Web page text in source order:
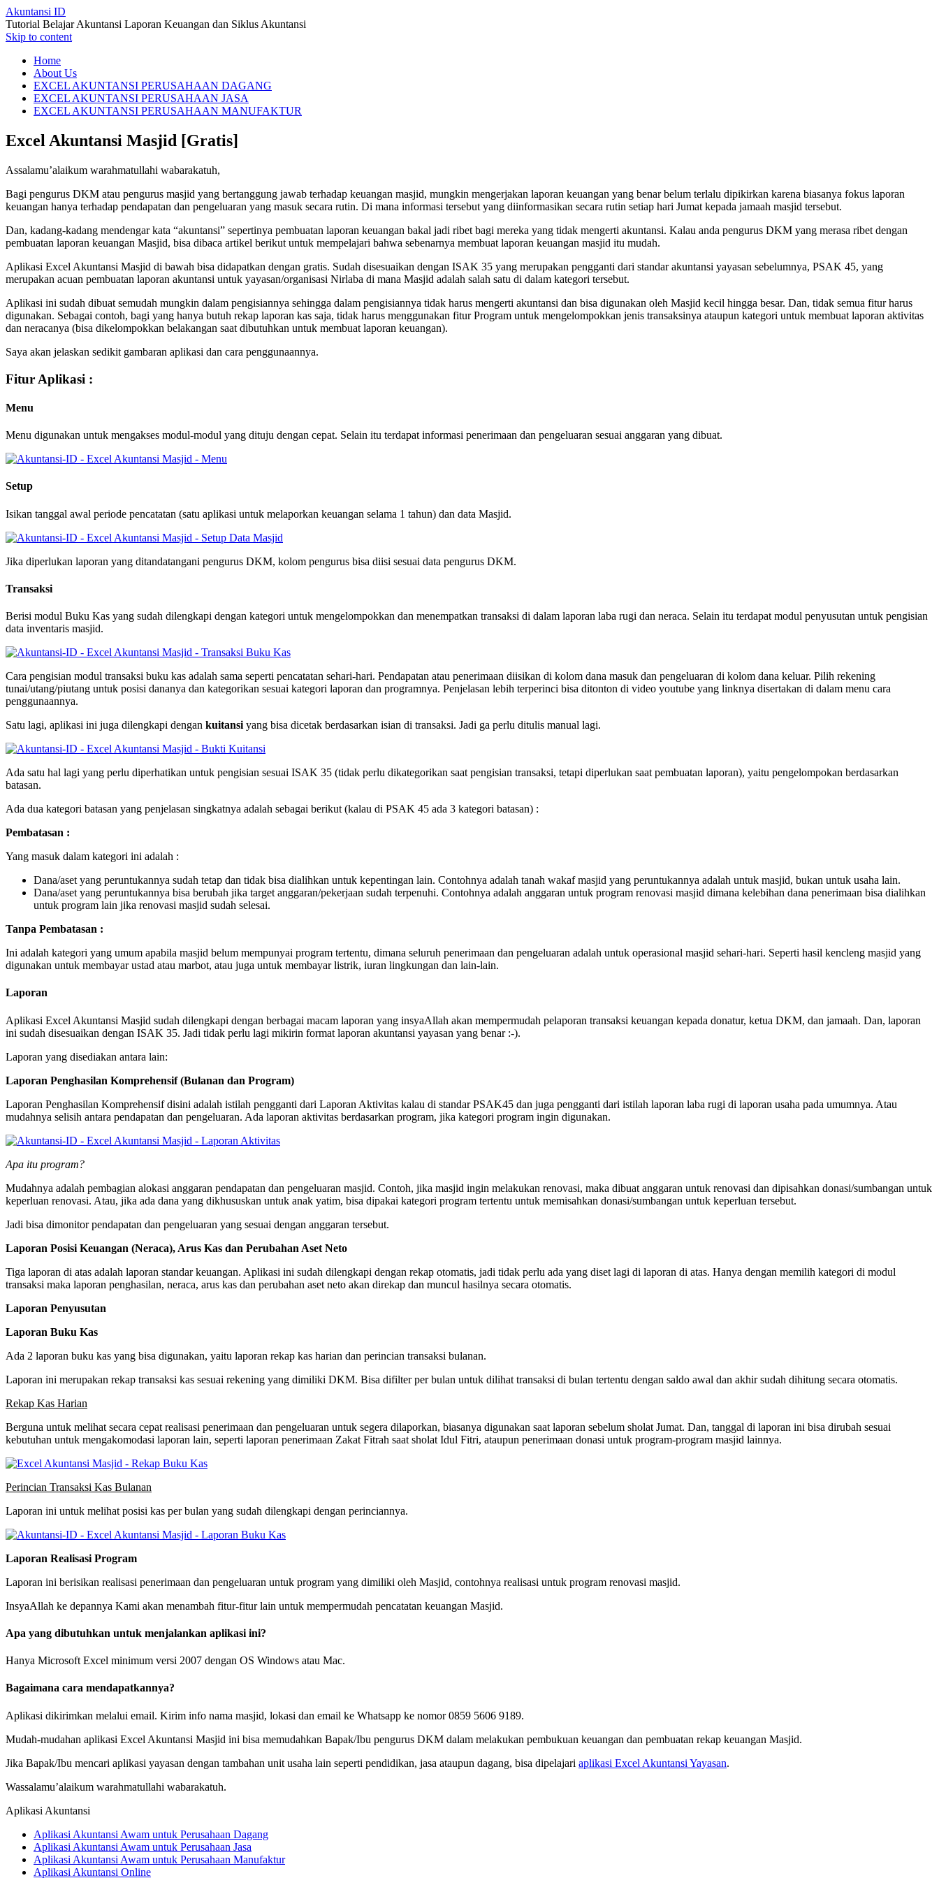
Akuntansi ID
Tutorial Belajar Akuntansi Laporan Keuangan dan Siklus Akuntansi
Skip to content
Home
About Us
EXCEL AKUNTANSI PERUSAHAAN DAGANG
EXCEL AKUNTANSI PERUSAHAAN JASA
EXCEL AKUNTANSI PERUSAHAAN MANUFAKTUR
Excel Akuntansi Masjid [Gratis]
Assalamu’alaikum warahmatullahi wabarakatuh,
Bagi pengurus DKM atau pengurus masjid yang bertanggung jawab terhadap keuangan masjid, mungkin mengerjakan laporan keuangan yang benar belum terlalu dipikirkan karena biasanya fokus laporan
keuangan hanya terhadap pendapatan dan pengeluaran yang masuk secara rutin. Di mana informasi tersebut yang diinformasikan secara rutin setiap hari Jumat kepada jamaah masjid tersebut.
Dan, kadang-kadang mendengar kata “akuntansi” sepertinya pembuatan laporan keuangan bakal jadi ribet bagi mereka yang tidak mengerti akuntansi. Kalau anda pengurus DKM yang merasa ribet dengan
pembuatan laporan keuangan Masjid, bisa dibaca artikel berikut untuk mempelajari bahwa sebenarnya membuat laporan keuangan masjid itu mudah.
Aplikasi Excel Akuntansi Masjid di bawah bisa didapatkan dengan gratis. Sudah disesuaikan dengan ISAK 35 yang merupakan pengganti dari standar akuntansi yayasan sebelumnya, PSAK 45, yang
merupakan acuan pembuatan laporan akuntansi untuk yayasan/organisasi Nirlaba di mana Masjid adalah salah satu di dalam kategori tersebut.
Aplikasi ini sudah dibuat semudah mungkin dalam pengisiannya sehingga dalam pengisiannya tidak harus mengerti akuntansi dan bisa digunakan oleh Masjid kecil hingga besar. Dan, tidak semua fitur harus
digunakan. Sebagai contoh, bagi yang hanya butuh rekap laporan kas saja, tidak harus menggunakan fitur Program untuk mengelompokkan jenis transaksinya ataupun kategori untuk membuat laporan aktivitas
dan neracanya (bisa dikelompokkan belakangan saat dibutuhkan untuk membuat laporan keuangan).
Saya akan jelaskan sedikit gambaran aplikasi dan cara penggunaannya.
Fitur Aplikasi :
Menu
Menu digunakan untuk mengakses modul-modul yang dituju dengan cepat. Selain itu terdapat informasi penerimaan dan pengeluaran sesuai anggaran yang dibuat.
Setup
Isikan tanggal awal periode pencatatan (satu aplikasi untuk melaporkan keuangan selama 1 tahun) dan data Masjid.
Jika diperlukan laporan yang ditandatangani pengurus DKM, kolom pengurus bisa diisi sesuai data pengurus DKM.
Transaksi
Berisi modul Buku Kas yang sudah dilengkapi dengan kategori untuk mengelompokkan dan menempatkan transaksi di dalam laporan laba rugi dan neraca. Selain itu terdapat modul penyusutan untuk pengisian
data inventaris masjid.
Cara pengisian modul transaksi buku kas adalah sama seperti pencatatan sehari-hari. Pendapatan atau penerimaan diisikan di kolom dana masuk dan pengeluaran di kolom dana keluar. Pilih rekening
tunai/utang/piutang untuk posisi dananya dan kategorikan sesuai kategori laporan dan programnya. Penjelasan lebih terperinci bisa ditonton di video youtube yang linknya disertakan di dalam menu cara
penggunaannya.
Satu lagi, aplikasi ini juga dilengkapi dengan kuitansi yang bisa dicetak berdasarkan isian di transaksi. Jadi ga perlu ditulis manual lagi.
Ada satu hal lagi yang perlu diperhatikan untuk pengisian sesuai ISAK 35 (tidak perlu dikategorikan saat pengisian transaksi, tetapi diperlukan saat pembuatan laporan), yaitu pengelompokan berdasarkan
batasan.
Ada dua kategori batasan yang penjelasan singkatnya adalah sebagai berikut (kalau di PSAK 45 ada 3 kategori batasan) :
Pembatasan :
Yang masuk dalam kategori ini adalah :
Dana/aset yang peruntukannya sudah tetap dan tidak bisa dialihkan untuk kepentingan lain. Contohnya adalah tanah wakaf masjid yang peruntukannya adalah untuk masjid, bukan untuk usaha lain.
Dana/aset yang peruntukannya bisa berubah jika target anggaran/pekerjaan sudah terpenuhi. Contohnya adalah anggaran untuk program renovasi masjid dimana kelebihan dana penerimaan bisa dialihkan
untuk program lain jika renovasi masjid sudah selesai.
Tanpa Pembatasan :
Ini adalah kategori yang umum apabila masjid belum mempunyai program tertentu, dimana seluruh penerimaan dan pengeluaran adalah untuk operasional masjid sehari-hari. Seperti hasil kencleng masjid yang
digunakan untuk membayar ustad atau marbot, atau juga untuk membayar listrik, iuran lingkungan dan lain-lain.
Laporan
Aplikasi Excel Akuntansi Masjid sudah dilengkapi dengan berbagai macam laporan yang insyaAllah akan mempermudah pelaporan transaksi keuangan kepada donatur, ketua DKM, dan jamaah. Dan, laporan
ini sudah disesuaikan dengan ISAK 35. Jadi tidak perlu lagi mikirin format laporan akuntansi yayasan yang benar :-).
Laporan yang disediakan antara lain:
Laporan Penghasilan Komprehensif (Bulanan dan Program)
Laporan Penghasilan Komprehensif disini adalah istilah pengganti dari Laporan Aktivitas kalau di standar PSAK45 dan juga pengganti dari istilah laporan laba rugi di laporan usaha pada umumnya. Atau
mudahnya selisih antara pendapatan dan pengeluaran. Ada laporan aktivitas berdasarkan program, jika kategori program ingin digunakan.
Apa itu program?
Mudahnya adalah pembagian alokasi anggaran pendapatan dan pengeluaran masjid. Contoh, jika masjid ingin melakukan renovasi, maka dibuat anggaran untuk renovasi dan dipisahkan donasi/sumbangan untuk
keperluan renovasi. Atau, jika ada dana yang dikhususkan untuk anak yatim, bisa dipakai kategori program tertentu untuk memisahkan donasi/sumbangan untuk keperluan tersebut.
Jadi bisa dimonitor pendapatan dan pengeluaran yang sesuai dengan anggaran tersebut.
Laporan Posisi Keuangan (Neraca), Arus Kas dan Perubahan Aset Neto
Tiga laporan di atas adalah laporan standar keuangan. Aplikasi ini sudah dilengkapi dengan rekap otomatis, jadi tidak perlu ada yang diset lagi di laporan di atas. Hanya dengan memilih kategori di modul
transaksi maka laporan penghasilan, neraca, arus kas dan perubahan aset neto akan direkap dan muncul hasilnya secara otomatis.
Laporan Penyusutan
Laporan Buku Kas
Ada 2 laporan buku kas yang bisa digunakan, yaitu laporan rekap kas harian dan perincian transaksi bulanan.
Laporan ini merupakan rekap transaksi kas sesuai rekening yang dimiliki DKM. Bisa difilter per bulan untuk dilihat transaksi di bulan tertentu dengan saldo awal dan akhir sudah dihitung secara otomatis.
Rekap Kas Harian
Berguna untuk melihat secara cepat realisasi penerimaan dan pengeluaran untuk segera dilaporkan, biasanya digunakan saat laporan sebelum sholat Jumat. Dan, tanggal di laporan ini bisa dirubah sesuai
kebutuhan untuk mengakomodasi laporan lain, seperti laporan penerimaan Zakat Fitrah saat sholat Idul Fitri, ataupun penerimaan donasi untuk program-program masjid lainnya.
Perincian Transaksi Kas Bulanan
Laporan ini untuk melihat posisi kas per bulan yang sudah dilengkapi dengan perinciannya.
Laporan Realisasi Program
Laporan ini berisikan realisasi penerimaan dan pengeluaran untuk program yang dimiliki oleh Masjid, contohnya realisasi untuk program renovasi masjid.
InsyaAllah ke depannya Kami akan menambah fitur-fitur lain untuk mempermudah pencatatan keuangan Masjid.
Apa yang dibutuhkan untuk menjalankan aplikasi ini?
Hanya Microsoft Excel minimum versi 2007 dengan OS Windows atau Mac.
Bagaimana cara mendapatkannya?
Aplikasi dikirimkan melalui email. Kirim info nama masjid, lokasi dan email ke Whatsapp ke nomor 0859 5606 9189.
Mudah-mudahan aplikasi Excel Akuntansi Masjid ini bisa memudahkan Bapak/Ibu pengurus DKM dalam melakukan pembukuan keuangan dan pembuatan rekap keuangan Masjid.
Jika Bapak/Ibu mencari aplikasi yayasan dengan tambahan unit usaha lain seperti pendidikan, jasa ataupun dagang, bisa dipelajari aplikasi Excel Akuntansi Yayasan.
Wassalamu’alaikum warahmatullahi wabarakatuh.
Aplikasi Akuntansi
Aplikasi Akuntansi Awam untuk Perusahaan Dagang
Aplikasi Akuntansi Awam untuk Perusahaan Jasa
Aplikasi Akuntansi Awam untuk Perusahaan Manufaktur
Aplikasi Akuntansi Online